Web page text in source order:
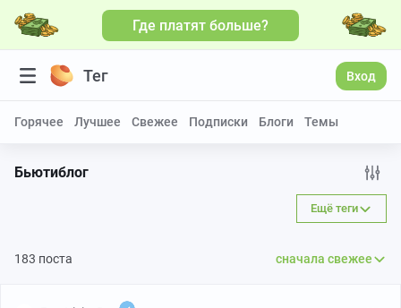
Где платят больше?
Тег Вход
Горячее Лучшее Свежее Подписки Блоги Темы
Бьютиблог
Ещё теги
183 поста сначала свежее
Больше видео